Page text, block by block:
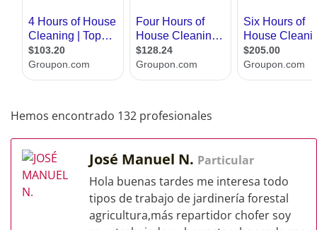
Hemos encontrado 132 profesionales
José Manuel N. Particular
Hola buenas tardes me interesa todo
tipos de trabajo de jardinería forestal
agricultura,más repartidor chofer soy